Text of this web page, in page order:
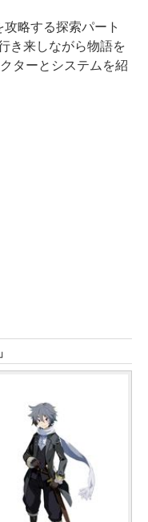
略する探索パート
き来しながら物語を
ターとシステムを紹